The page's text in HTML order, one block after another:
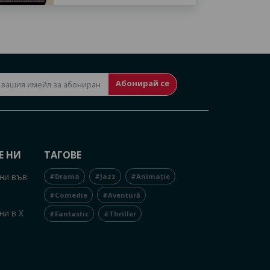
Абонирай се
НИ
във
в X
ТАГОВЕ
#Drama #Jazz #Animație
#Comedie #Aventură
#Fantastic #Thriller